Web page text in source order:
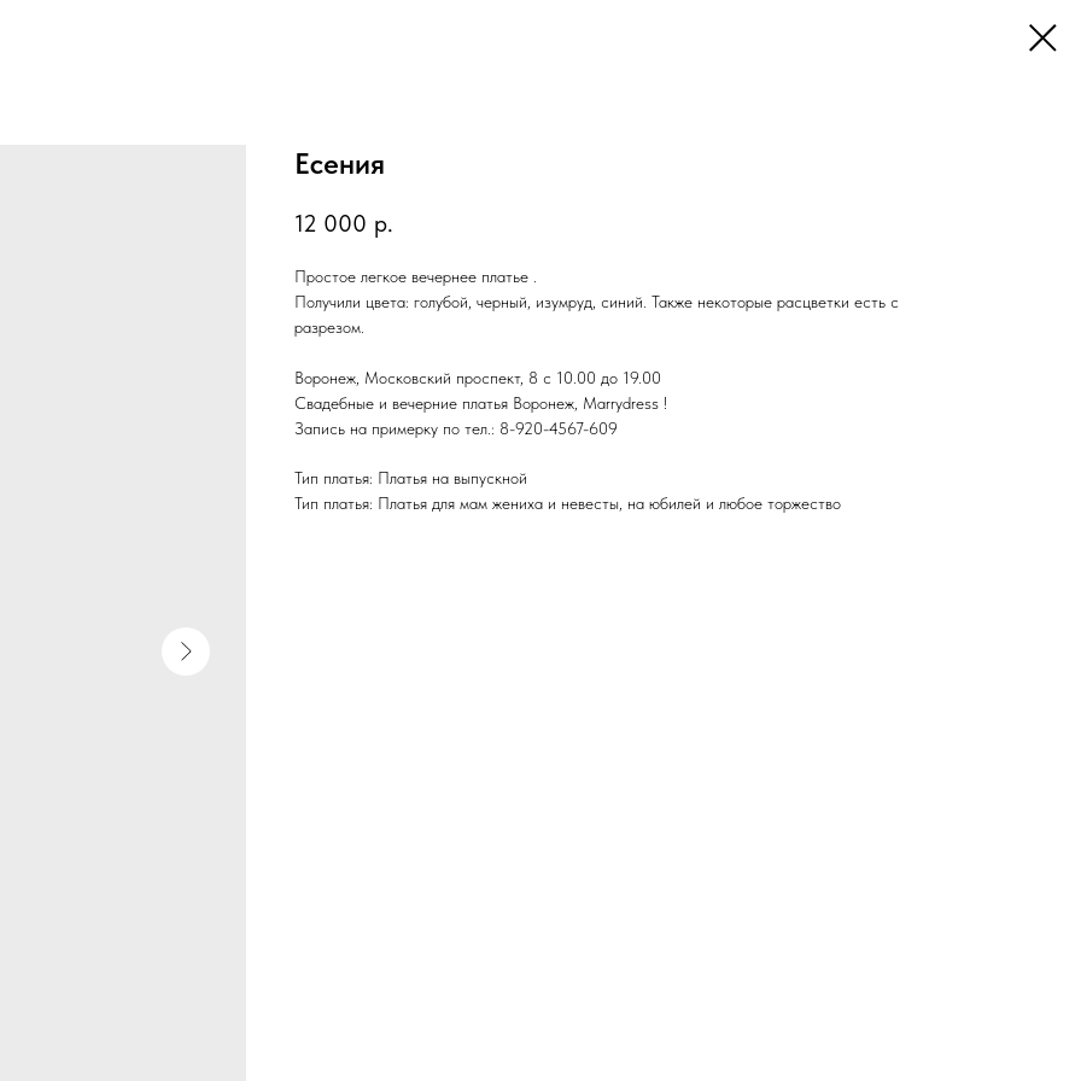
Есения
12 000 р.
Простое легкое вечернее платье .
Получили цвета: голубой, черный, изумруд, синий. Также некоторые расцветки есть с
разрезом.
Воронеж, Московский проспект, 8 с 10.00 до 19.00
Свадебные и вечерние платья Воронеж, Marrydress !
Запись на примерку по тел.: 8-920-4567-609
Тип платья: Платья на выпускной
Тип платья: Платья для мам жениха и невесты, на юбилей и любое торжество